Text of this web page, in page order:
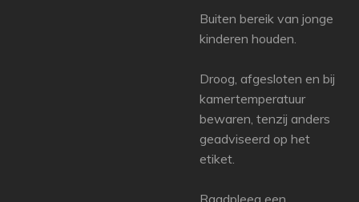
Buiten bereik van jonge
kinderen houden.
Droog, afgesloten en bij
kamertemperatuur
bewaren, tenzij anders
geadviseerd op het
etiket.
Raadpleeg een